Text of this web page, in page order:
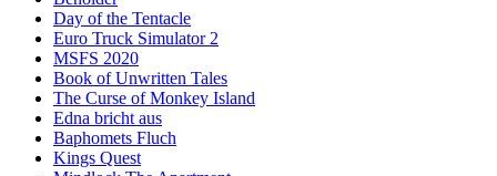
Day of the Tentacle
Euro Truck Simulator 2
MSFS 2020
Book of Unwritten Tales
The Curse of Monkey Island
Edna bricht aus
Baphomets Fluch
Kings Quest